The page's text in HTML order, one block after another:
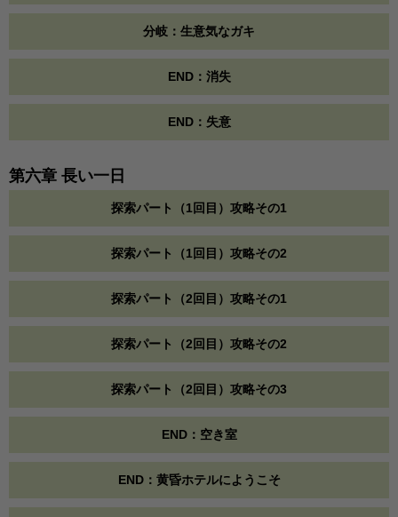
分岐：生意気なガキ
END：消失
END：失意
第六章 長い一日
探索パート（1回目）攻略その1
探索パート（1回目）攻略その2
探索パート（2回目）攻略その1
探索パート（2回目）攻略その2
探索パート（2回目）攻略その3
END：空き室
END：黄昏ホテルにようこそ